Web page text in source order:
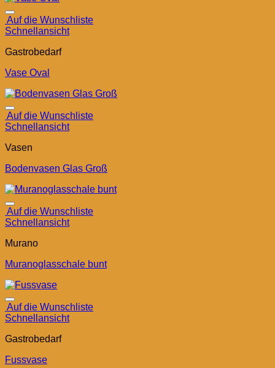
Auf die Wunschliste
Schnellansicht
Gastrobedarf
Vase Oval
Auf die Wunschliste
Schnellansicht
Vasen
Bodenvasen Glas Groß
Auf die Wunschliste
Schnellansicht
Murano
Muranoglasschale bunt
Auf die Wunschliste
Schnellansicht
Gastrobedarf
Fussvase